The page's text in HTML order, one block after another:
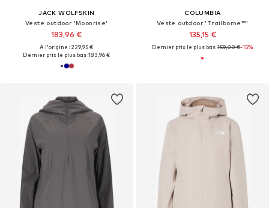
JACK WOLFSKIN
Veste outdoor 'Moonrise'
183,96 €
À l'origine : 229,95 €
Dernier prix le plus bas :183,96 €
COLUMBIA
Veste outdoor 'Trailborne™'
135,15 €
Dernier prix le plus bas :159,00 €-15%